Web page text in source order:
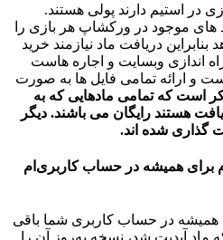
در استیم دارند پولی هستند.
های موجود در ورکشاپ هر بازی را
بنابراین دریافت ماد نیازمند خرید
اندازی وبسایت و اجاره هاست
است و ارائه تمامی فایل ها به صورت
است که تمامی مادهایی که به
هستند رایگان می باشند. دیگر
گذاری شده اند.
برای همیشه در حساب‌ کاربری‌ام
همیشه در حساب کاربری شما باقی